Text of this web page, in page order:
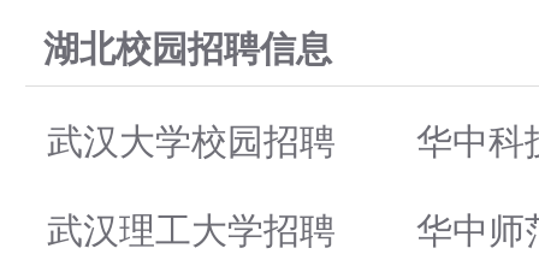
湖北校园招聘信息
武汉大学校园招聘 华中科
武汉理工大学招聘 华中师